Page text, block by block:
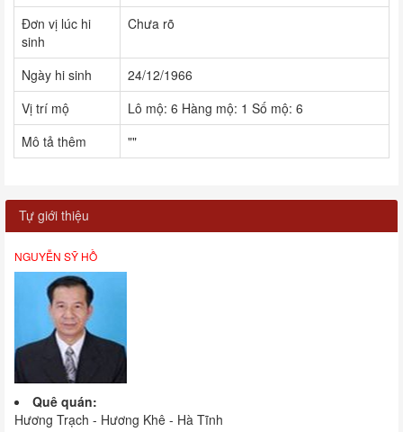
Đơn vị lúc hi
sinh
Chưa rõ
Ngày hi sinh
24/12/1966
Vị trí mộ
Lô mộ: 6 Hàng mộ: 1 Số mộ: 6
Mô tả thêm
""
Tự giới thiệu
NGUYỄN SỸ HỒ
Quê quán:
Hương Trạch - Hương Khê - Hà Tĩnh